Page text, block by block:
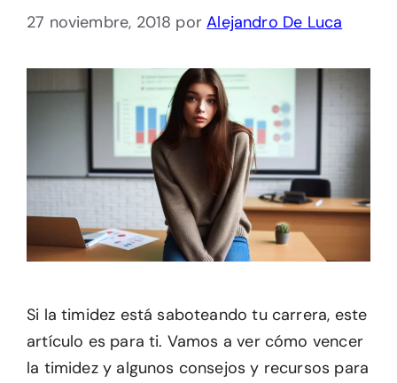
27 noviembre, 2018 porAlejandro De Luca
Si la timidez está saboteando tu carrera, este
artículo es para ti. Vamos a ver cómo vencer
la timidez y algunos consejos y recursos para